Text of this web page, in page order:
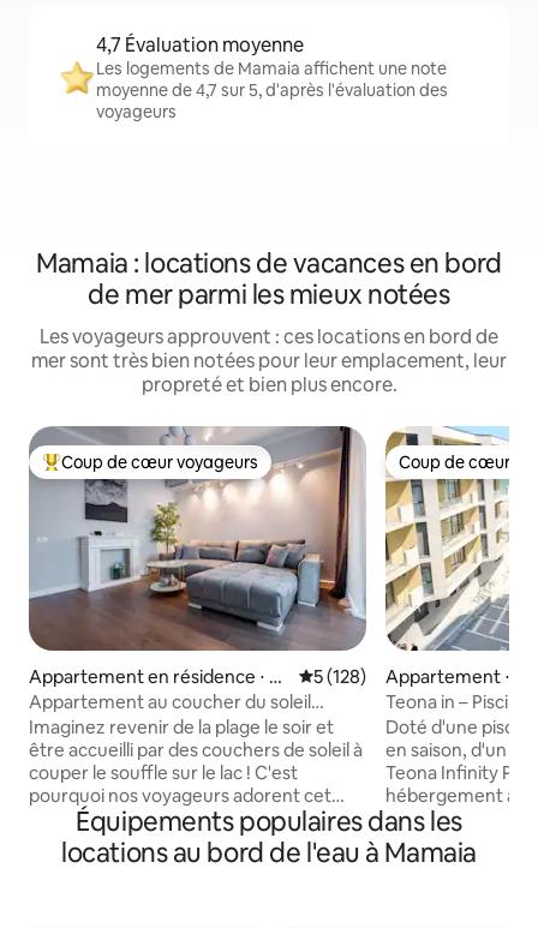
4,7 Évaluation moyenne
Les logements de Mamaia affichent une note
moyenne de 4,7 sur 5, d'après l'évaluation des
voyageurs
Mamaia : locations de vacances en bord
de mer parmi les mieux notées
Les voyageurs approuvent : ces locations en bord de
mer sont très bien notées pour leur emplacement, leur
propreté et bien plus encore.
Coups de cœur voyageurs les plus appréciés
Coup de cœur voyageurs
Appartement en résidence ⋅ C
onstanța
Évaluation moyenne sur la
5 (128)
Appartement au coucher du soleil
Golden Mirage
Imaginez revenir de la plage le soir et
être accueilli par des couchers de soleil à
couper le souffle sur le lac ! C'est
pourquoi nos voyageurs adorent cet
appartement. Situé dans le centre de
Mamaia, vous êtes à seulement 3
minutes à pied de la mer, tout en
Coup de cœur
Coup de cœur
Appartement ⋅
Teona in –
Resort
Doté d'une
en saison, d'un
Teona Infinity
hébergement à
connexion Wi-Fi
la mer. Cette
offre un accès à
Équipements populaires dans les
locations au bord de l'eau à Mamaia